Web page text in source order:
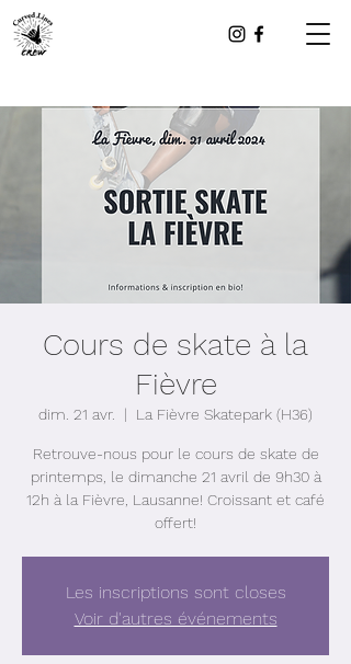
Cours de skate à la
Fièvre
dim. 21 avr.
  |
La Fièvre Skatepark (H36)
Retrouve-nous pour le cours de skate de
printemps, le dimanche 21 avril de 9h30 à
12h à la Fièvre, Lausanne! Croissant et café
offert!
Les inscriptions sont closes
Voir d'autres événements